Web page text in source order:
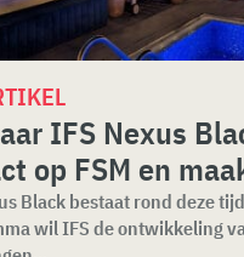
IFS Nexus
op FSM en
Black bestaat rond deze
wil IFS de ontwikkeling